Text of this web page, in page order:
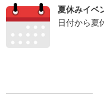
夏休みイベ
日付から夏